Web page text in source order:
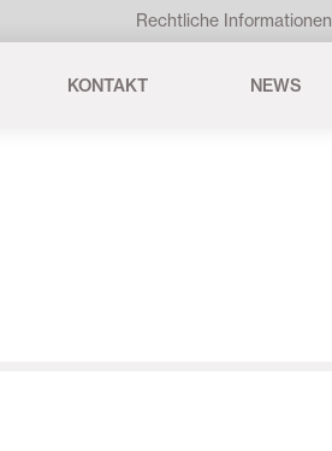
Rechtliche Informationen
KONTAKT NEWS